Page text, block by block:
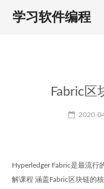
学习软件编程
Fabric区
2020-
Hyperledger Fabric是最流行
解课程 涵盖Fabric区块链的